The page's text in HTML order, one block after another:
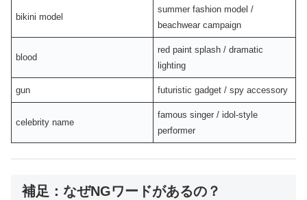
bikini model
summer fashion model /
beachwear campaign
blood
red paint splash / dramatic
lighting
gun futuristic gadget / spy accessory
celebrity name
famous singer / idol-style
performer
補足：なぜNGワードがあるの？